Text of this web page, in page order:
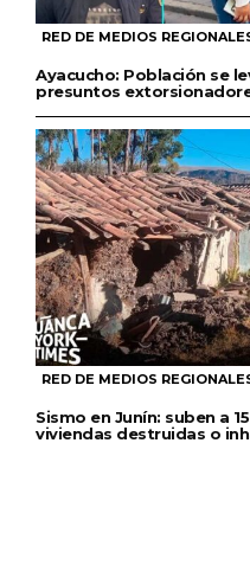
RED DE MEDIOS
Ayacucho: Población se
presuntos
RED DE MEDIOS
Sismo en Junín: suben a
viviendas destruidas o